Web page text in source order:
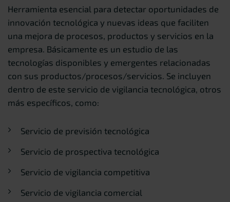
Herramienta esencial para detectar oportunidades de
innovación tecnológica y nuevas ideas que faciliten
una mejora de procesos, productos y servicios en la
empresa. Básicamente es un estudio de las
tecnologías disponibles y emergentes relacionadas
con sus productos/procesos/servicios. Se incluyen
dentro de este servicio de vigilancia tecnológica, otros
más específicos, como:
Servicio de previsión tecnológica
Servicio de prospectiva tecnológica
Servicio de vigilancia competitiva
Servicio de vigilancia comercial